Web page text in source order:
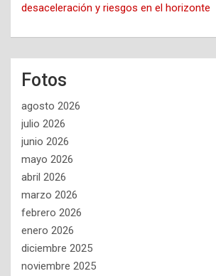
desaceleración y riesgos en el horizonte
Fotos
agosto 2026
julio 2026
junio 2026
mayo 2026
abril 2026
marzo 2026
febrero 2026
enero 2026
diciembre 2025
noviembre 2025